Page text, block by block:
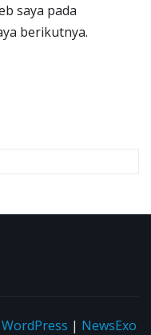
saya pada
berikutnya.
WordPress | NewsExo